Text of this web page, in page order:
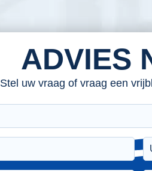
ADVIES
Stel uw vraag of vraag een